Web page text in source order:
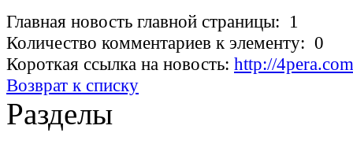
Главная новость главной страницы: 1
Количество комментариев к элементу: 0
Короткая ссылка на новость: http://
Возврат к списку
Разделы